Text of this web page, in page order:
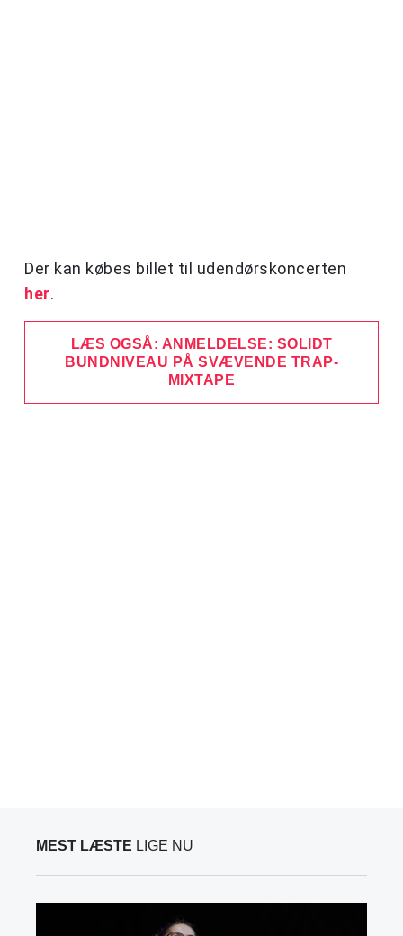
Der kan købes billet til udendørskoncerten
her.
LÆS OGSÅ: ANMELDELSE: SOLIDT
BUNDNIVEAU PÅ SVÆVENDE TRAP-
MIXTAPE
MEST LÆSTE LIGE NU